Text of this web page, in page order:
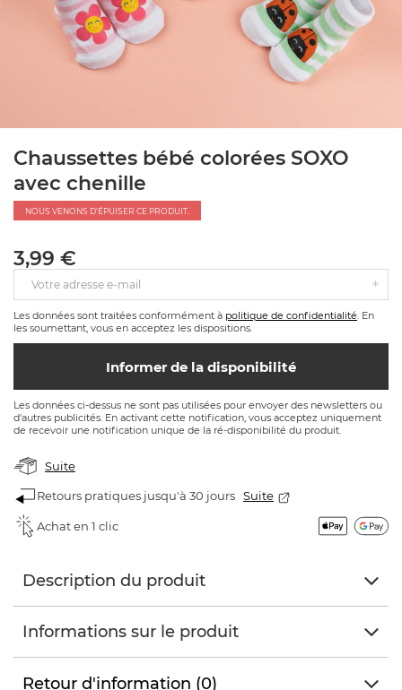
Chaussettes bébé colorées SOXO
avec chenille
NOUS VENONS D'ÉPUISER CE PRODUIT.
3,99 €
Votre adresse e-mail
Les données sont traitées conformément à politique de confidentialité. En
les soumettant, vous en acceptez les dispositions.
Informer de la disponibilité
Les données ci-dessus ne sont pas utilisées pour envoyer des newsletters ou
d'autres publicités. En activant cette notification, vous acceptez uniquement
de recevoir une notification unique de la ré-disponibilité du produit.
Suite
Retours pratiques jusqu'à 30 jours Suite
Achat en 1 clic
Description du produit
Informations sur le produit
Retour d'information (0)